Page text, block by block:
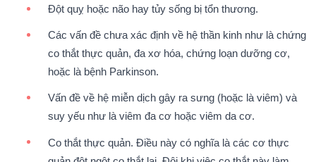
Đột quỵ hoặc não hay tủy sống bị tổn thương.
Các vấn đề chưa xác định về hệ thần kinh như là chứng
co thắt thực quản, đa xơ hóa, chứng loạn dưỡng cơ,
hoặc là bệnh Parkinson.
Vấn đề về hệ miễn dịch gây ra sưng (hoặc là viêm) và
suy yếu như là viêm đa cơ hoặc viêm da cơ.
Co thắt thực quản. Điều này có nghĩa là các cơ thực